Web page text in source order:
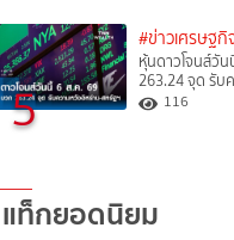
5
#ข่าวเศรษฐกิ
หุ้นดาวโจนส์วั
263.24 จุด รับ
116
แท็กยอดนิยม